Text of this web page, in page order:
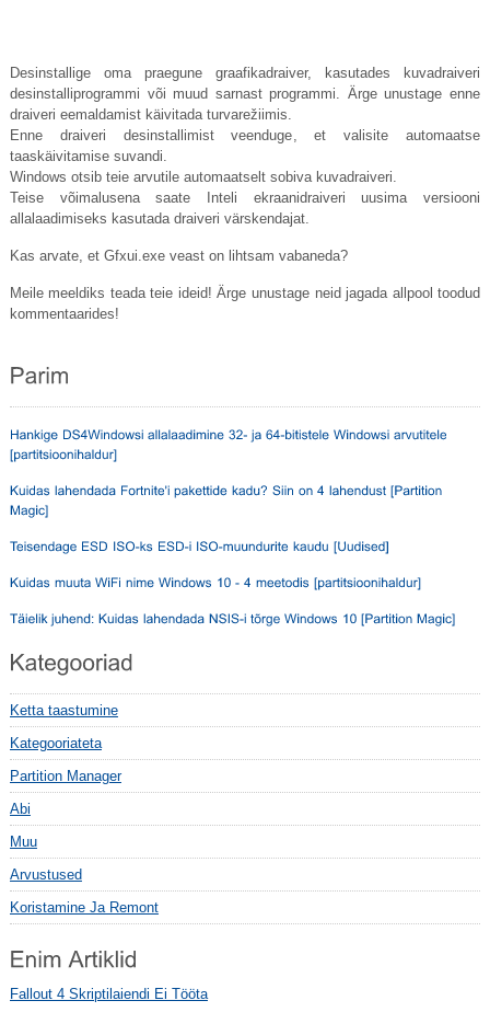
Desinstallige oma praegune graafikadraiver, kasutades kuvadraiveri
desinstalliprogrammi või muud sarnast programmi. Ärge unustage enne
draiveri eemaldamist käivitada turvarežiimis.
Enne draiveri desinstallimist veenduge, et valisite automaatse
taaskäivitamise suvandi.
Windows otsib teie arvutile automaatselt sobiva kuvadraiveri.
Teise võimalusena saate Inteli ekraanidraiveri uusima versiooni
allalaadimiseks kasutada draiveri värskendajat.
Kas arvate, et Gfxui.exeveast on lihtsam vabaneda?
Meile meeldiks teada teie ideid! Ärge unustage neid jagada allpool toodud
kommentaarides!
Ketta taastumine
Kategooriateta
Partition Manager
Abi
Muu
Arvustused
Koristamine Ja Remont
Fallout 4 Skriptilaiendi Ei Tööta